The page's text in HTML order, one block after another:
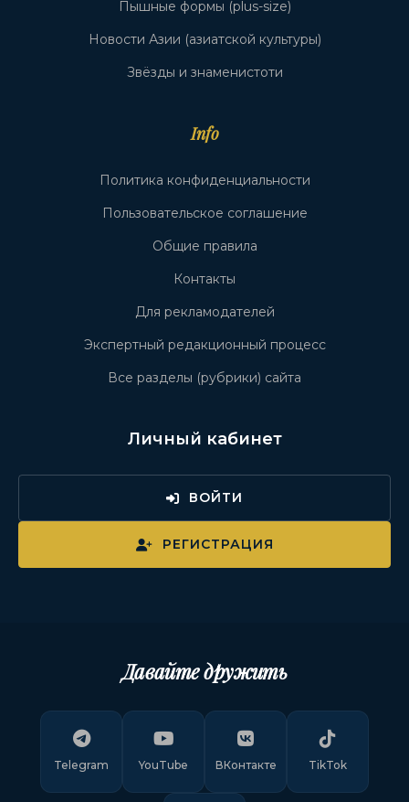
Пышные формы (plus-size)
Новости Азии (азиатской культуры)
Звёзды и знаменистоти
Info
Политика конфиденциальности
Пользовательское соглашение
Общие правила
Контакты
Для рекламодателей
Экспертный редакционный процесс
Все разделы (рубрики) сайта
Личный кабинет
ВОЙТИ
РЕГИСТРАЦИЯ
Давайте дружить
Telegram YouTube ВКонтакте TikTok